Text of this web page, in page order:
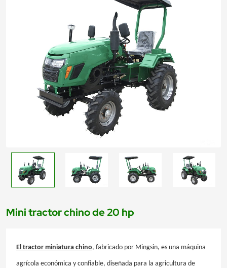
Mini tractor chino de 20 hp
El tractor miniatura chino, fabricado por Mingsin, es una máquina
agrícola económica y confiable, diseñada para la agricultura de